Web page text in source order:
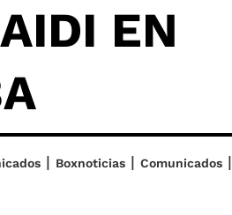
EN
| Boxnoticias| Comunicados|